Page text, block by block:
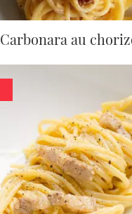
Carbonara au